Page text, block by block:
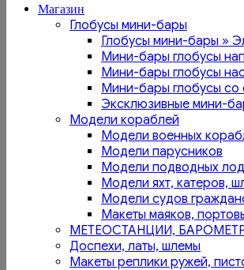
Магазин
Глобусы мини-бары
Глобусы мини-бары »
Мини-бары глобусы
Мини-бары глобусы
Мини-бары глобусы со
Эксклюзивные мини-
Модели кораблей
Модели военных
Модели парусников
Модели подводных
Модели яхт, катеров,
Модели судов
Макеты маяков,
МЕТЕОСТАНЦИИ,
Доспехи, латы, шлемы
Макеты реплики ружей,